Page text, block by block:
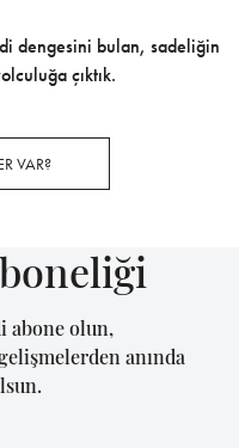
dengesini bulan, sadeliğin
çıktık.
VAR?
abone olun,
anında